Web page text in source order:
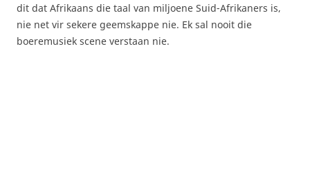
dit dat Afrikaans die taal van miljoene Suid-Afrikaners is,
nie net vir sekere geemskappe nie. Ek sal nooit die
boeremusiek scene verstaan nie.